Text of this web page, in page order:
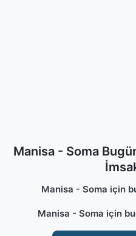
Manisa - Soma
Manisa - Soma için
Manisa - Soma için